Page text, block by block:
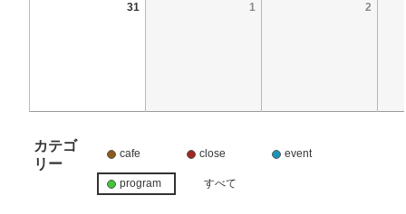
31 1 2
カテゴ
リー
cafe close event
program すべて